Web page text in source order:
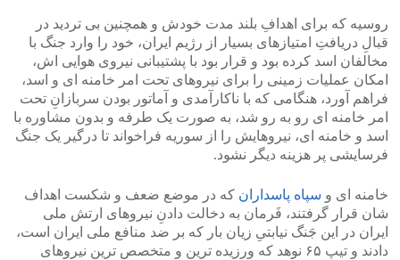
روسیه که برای اهدافِ بلند مدت خودش و همچنین بی تردید در
قبالِ دریافتِ امتیازهای بسیار از رژیم ایران، خود را وارد جنگ با
مخالفان اسد کرده بود و قرار بود با پشتیبانی نیروی هوایی اش،
امکان عملیات زمینی را برای نیروهای تحت امر خامنه ای و اسد،
فراهم آورد، هنگامی که با ناکارآمدی و آماتور بودن سربازانِ تحت
امر خامنه ای رو به رو شد، به صورت یک طرفه و بدون مشاوره با
اسد و خامنه ای، نیروهایش را از سوریه فراخواند تا درگیر یک جنگ
فرسایشی پر هزینه دیگر نشود.
خامنه ای و سپاه پاسداران که در موضع ضعف و شکست اهداف
شان قرار گرفتند، فَرمان به دخالت دادنِ نیروهای ارتش ملی
ایران در این جَنگ نیابتیِ زیان بار که بر ضد منافع ملی ایران است،
دادند و تیپ ۶۵ نوهد که ورزیده ترین و متخصص ترین نیروهای